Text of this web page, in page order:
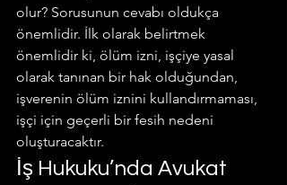
olur? Sorusunun cevabı oldukça
önemlidir. İlk olarak belirtmek
önemlidir ki, ölüm izni, işçiye yasal
olarak tanınan bir hak olduğundan,
işverenin ölüm iznini kullandırmaması,
işçi için geçerli bir fesih nedeni
oluşturacaktır.
İş Hukuku’nda Avukat